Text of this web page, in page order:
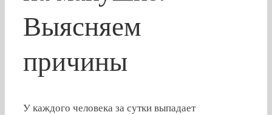
Выясняем
причины
У каждого человека за сутки выпадает